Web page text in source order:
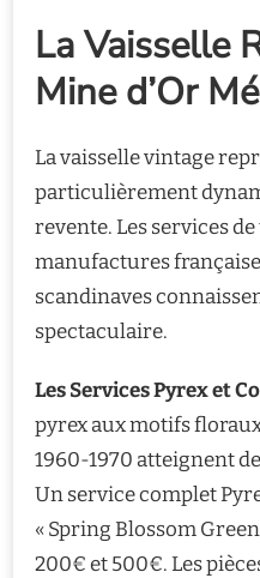
La Vaisselle
Mine d’Or
La vaisselle vintage
particulièrement
revente. Les services
manufactures
scandinaves
spectaculaire.
Les Services Pyrex et
pyrex aux motifs
1960-1970 atteignent
Un service complet
« Spring Blossom
200€ et 500€. Les